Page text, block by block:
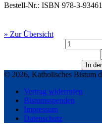
Bestell-Nr.: ISBN 978-3-
» Zur Übersicht
Matthias
Ring,
"Katholisch
und
deutsch".
Die
alt-
katholische
In
© 2026, Katholisches Bistum
Vertrag widerrufen
Bistumsspenden
Impressum
Datenschutz